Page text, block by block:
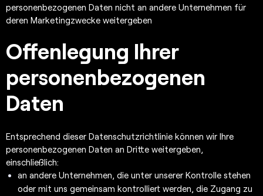
personenbezogenen Daten nicht an andere Unternehmen für
deren Marketingzwecke weitergeben
Offenlegung Ihrer
personenbezogenen
Daten
Entsprechend dieser Datenschutzrichtlinie können wir Ihre
personenbezogenen Daten an Dritte weitergeben,
einschließlich:
an andere Unternehmen, die unter unserer Kontrolle stehen
oder mit uns gemeinsam kontrolliert werden, die Zugang zu